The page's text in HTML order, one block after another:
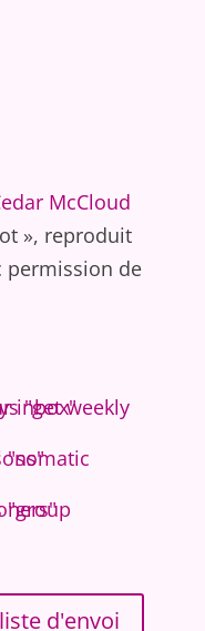
McCloud
», reproduit
permission de
d'envoi